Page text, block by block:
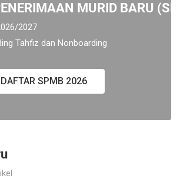
MURID BARU
2027
Tahfiz dan Nonboarding
DAFTAR SPMB 2026